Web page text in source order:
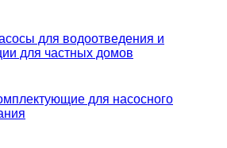
для водоотведения и
для частных домов
для насосного